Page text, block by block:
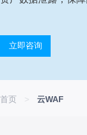
立即咨询
首页 > 云WAF